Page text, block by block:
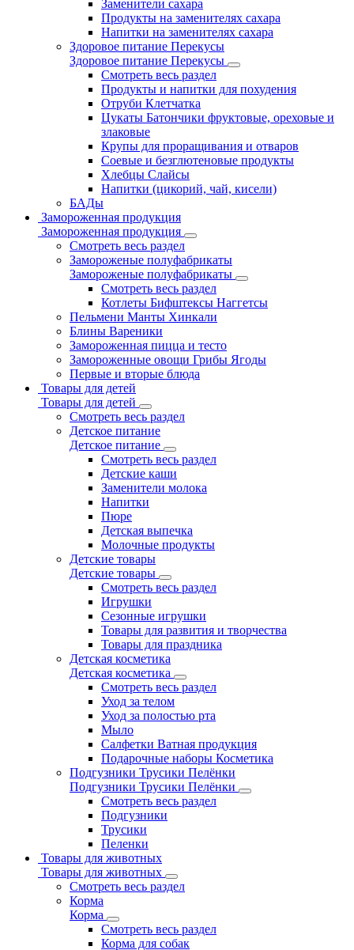
Заменители сахара
Продукты на заменителях сахара
Напитки на заменителях сахара
Здоровое питание Перекусы
Здоровое питание Перекусы
Смотреть весь раздел
Продукты и напитки для похудения
Отруби Клетчатка
Цукаты Батончики фруктовые, ореховые и
злаковые
Крупы для проращивания и отваров
Соевые и безглютеновые продукты
Хлебцы Слайсы
Напитки (цикорий, чай, кисели)
БАДы
Замороженная продукция
Замороженная продукция
Смотреть весь раздел
Замороженые полуфабрикаты
Замороженые полуфабрикаты
Смотреть весь раздел
Котлеты Бифштексы Наггетсы
Пельмени Манты Хинкали
Блины Вареники
Замороженная пицца и тесто
Замороженные овощи Грибы Ягоды
Первые и вторые блюда
Товары для детей
Товары для детей
Смотреть весь раздел
Детское питание
Детское питание
Смотреть весь раздел
Детские каши
Заменители молока
Напитки
Пюре
Детская выпечка
Молочные продукты
Детские товары
Детские товары
Смотреть весь раздел
Игрушки
Сезонные игрушки
Товары для развития и творчества
Товары для праздника
Детская косметика
Детская косметика
Смотреть весь раздел
Уход за телом
Уход за полостью рта
Мыло
Салфетки Ватная продукция
Подарочные наборы Косметика
Подгузники Трусики Пелёнки
Подгузники Трусики Пелёнки
Смотреть весь раздел
Подгузники
Трусики
Пеленки
Товары для животных
Товары для животных
Смотреть весь раздел
Корма
Корма
Смотреть весь раздел
Корма для собак